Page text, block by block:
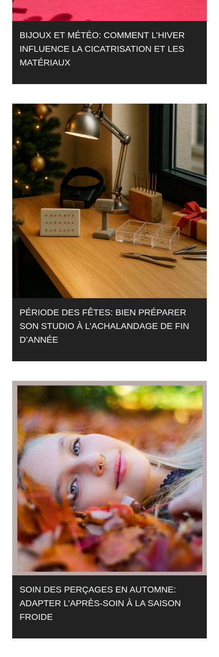
BIJOUX ET MÉTÉO: COMMENT L’HIVER
INFLUENCE LA CICATRISATION ET LES
MATÉRIAUX
PÉRIODE DES FÊTES: BIEN PRÉPARER
SON STUDIO À L’ACHALANDAGE DE FIN
D’ANNÉE
SOIN DES PERÇAGES EN AUTOMNE:
ADAPTER L’APRÈS-SOIN À LA SAISON
FROIDE